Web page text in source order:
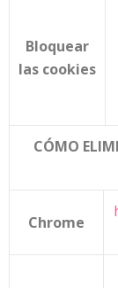
Bloquear
las cookies
CÓMO
Chrome